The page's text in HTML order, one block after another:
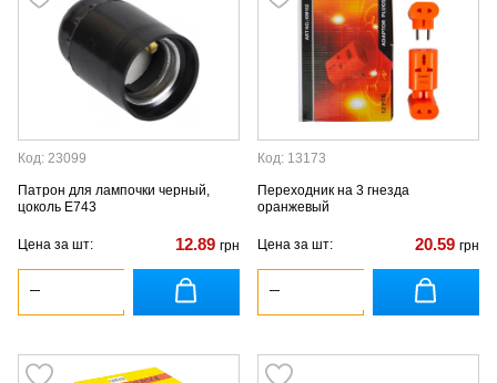
Код: 23099
Патрон для лампочки черный,
цоколь Е743
Цена за шт: 12.89 грн
Код: 13173
Переходник на 3 гнезда
оранжевый
Цена за шт: 20.59 грн